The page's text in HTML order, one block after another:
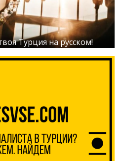
Турция на русском!